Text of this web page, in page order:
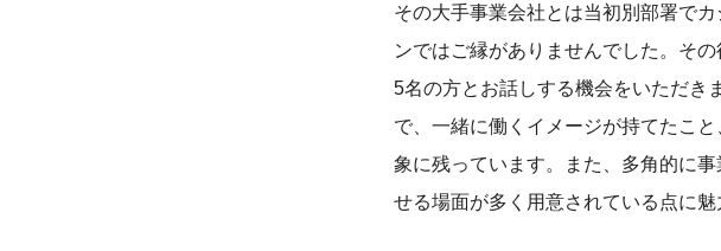
その大手事業会社とは当初別部署で
ンではご縁がありませんでした。そ
5名の方とお話しする機会をいただき
で、一緒に働くイメージが持てたこ
象に残っています。また、多角的に
せる場面が多く用意されている点に